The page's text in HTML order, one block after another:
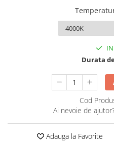
Durata
Cod
Ai nevoie de
Adauga la Favorite